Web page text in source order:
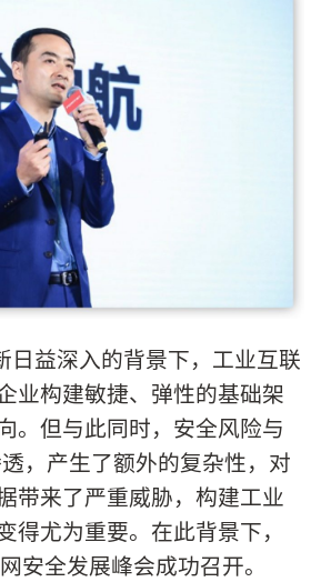
日益深入的背景下，工业互联
业构建敏捷、弹性的基础架
。但与此同时，安全风险与
，产生了额外的复杂性，对
带来了严重威胁，构建工业
得尤为重要。在此背景下，
安全发展峰会成功召开。